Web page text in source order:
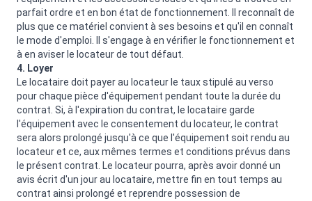
parfait ordre et en bon état de fonctionnement. Il reconnaît de
plus que ce matériel convient à ses besoins et qu'il en connaît
le mode d'emploi. Il s'engage à en vérifier le fonctionnement et
à en aviser le locateur de tout défaut.
4. Loyer
Le locataire doit payer au locateur le taux stipulé au verso
pour chaque pièce d'équipement pendant toute la durée du
contrat. Si, à l'expiration du contrat, le locataire garde
l'équipement avec le consentement du locateur, le contrat
sera alors prolongé jusqu'à ce que l'équipement soit rendu au
locateur et ce, aux mêmes termes et conditions prévus dans
le présent contrat. Le locateur pourra, après avoir donné un
avis écrit d'un jour au locataire, mettre fin en tout temps au
contrat ainsi prolongé et reprendre possession de